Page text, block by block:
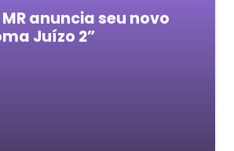
anuncia seu novo
Juízo 2”